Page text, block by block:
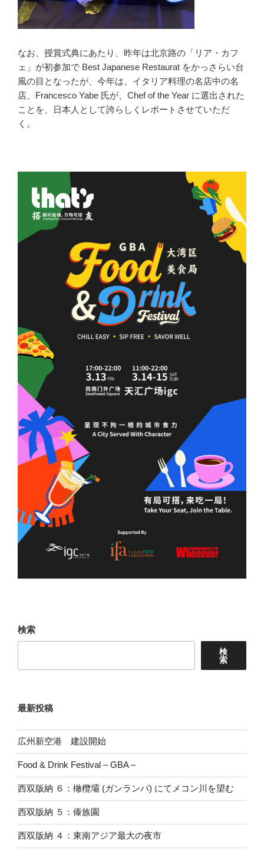
なお、授賞式典にあたり、昨年は北京路の「リア・カフ
ェ」が初参加で Best Japanese Restaurat をかっさらい台
風の目となったが、今年は、イタリア料理の名店中の名
店、Francesco Yabe 氏が、Chef of the Year に選出された
ことを、日本人として誇らしくレポートさせていただ
く。
検索
検
索
最新投稿
広州新空港 建設開始
Food & Drink Festival – GBA –
西双版納 ６：橄欖壩 (ガンランパ) にてメコン川を望む
西双版納 ５：傣族園
西双版納 ４：東南アジア最大の夜市